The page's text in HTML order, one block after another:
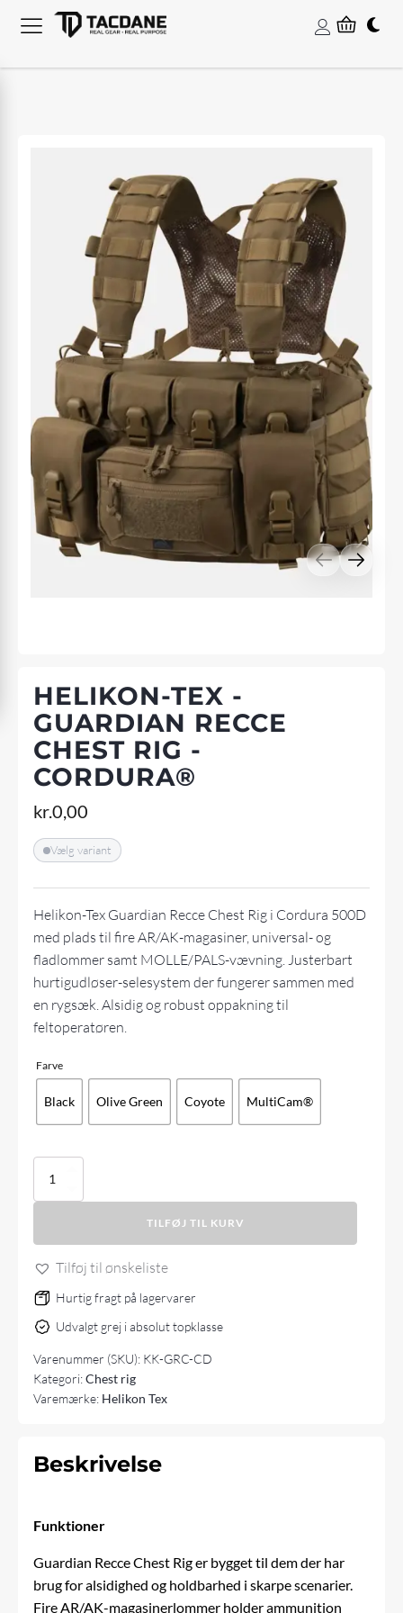
HELIKON-TEX -
GUARDIAN RECCE
CHEST RIG -
CORDURA®
kr.0,00
Vælg variant
Helikon-Tex Guardian Recce Chest Rig i Cordura 500D
med plads til fire AR/AK-magasiner, universal- og
fladlommer samt MOLLE/PALS-vævning. Justerbart
hurtigudløser-selesystem der fungerer sammen med
en rygsæk. Alsidig og robust oppakning til
feltoperatøren.
Farve
Black Olive Green Coyote MultiCam®
Helikon-
-
Recce
Rig
-
Cordura®
antal
TILFØJ TIL KURV
Tilføj til ønskeliste
Hurtig fragt på lagervarer
Udvalgt grej i absolut topklasse
Varenummer (SKU): KK-GRC-CD
Kategori:Chest rig
Varemærke: Helikon Tex
Beskrivelse
Funktioner
Guardian Recce Chest Rig er bygget til dem der har
brug for alsidighed og holdbarhed i skarpe scenarier.
Fire AR/AK-magasinerlommer holder ammunition